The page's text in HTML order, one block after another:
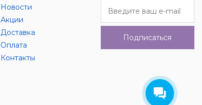
Новости
Акции
Доставка
Оплата
Контакты
Подписаться